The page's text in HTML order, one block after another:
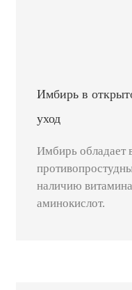
Имбирь в
уход
Имбирь обладает
наличию
аминокислот.